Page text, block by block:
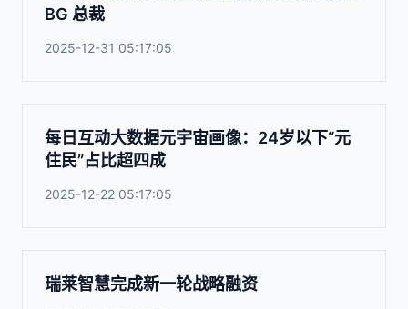
BG 总裁
2025-12-31 05:17:05
每日互动大数据元宇宙画像：24岁以下“元
住民”占比超四成
2025-12-22 05:17:05
瑞莱智慧完成新一轮战略融资